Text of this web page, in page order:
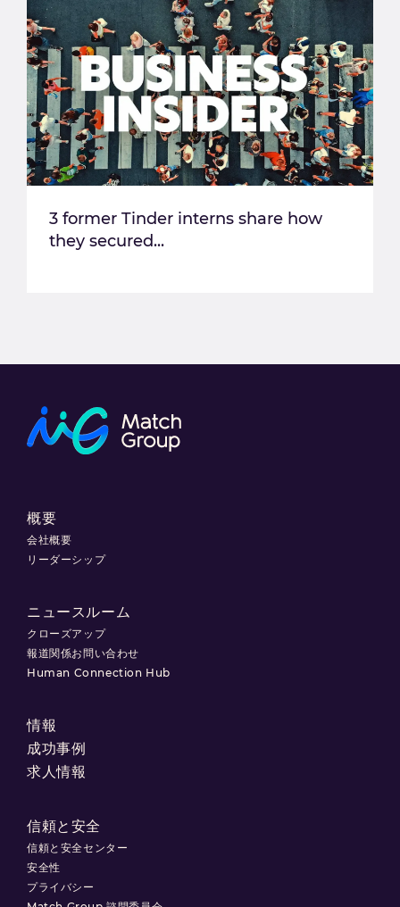
3 former Tinder interns share how
they secured...
概要
会社概要
リーダーシップ
ニュースルーム
クローズアップ
報道関係お問い合わせ
Human Connection Hub
情報
成功事例
求人情報
信頼と安全
信頼と安全センター
安全性
プライバシー